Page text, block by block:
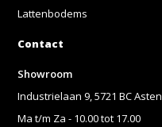
Lattenbodems
Contact
Showroom
Industrielaan 9, 5721 BC Asten
Ma t/m Za - 10.00 tot 17.00